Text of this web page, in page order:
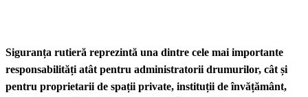
Siguranța rutieră reprezintă una dintre cele mai importante
responsabilități atât pentru administratorii drumurilor, cât și
pentru proprietarii de spații private, instituții de învățământ,